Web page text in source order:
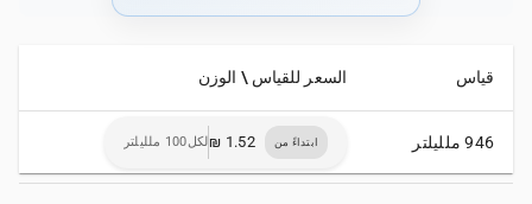
قياس السعر للقياس \ الوزن
946 ملليلتر ابتداءً من ‏1.52 ₪ لكل100 ملليلتر